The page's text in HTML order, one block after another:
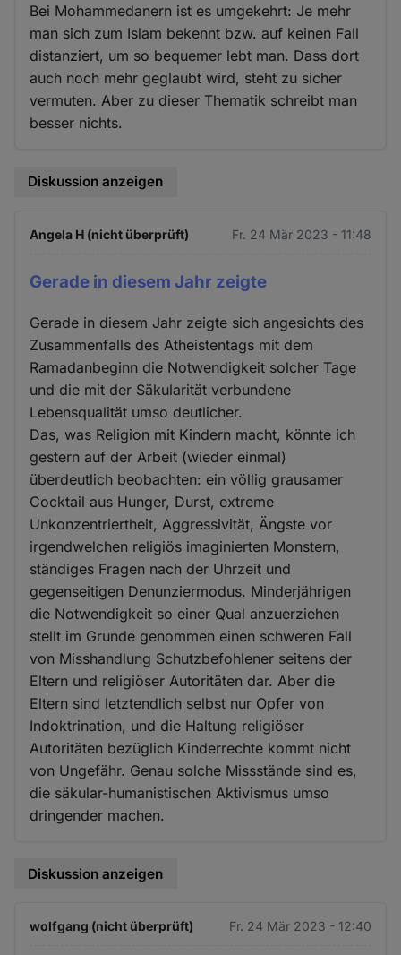
Bei Mohammedanern ist es umgekehrt: Je mehr
man sich zum Islam bekennt bzw. auf keinen Fall
distanziert, um so bequemer lebt man. Dass dort
auch noch mehr geglaubt wird, steht zu sicher
vermuten. Aber zu dieser Thematik schreibt man
besser nichts.
Diskussion anzeigen
Angela H (nicht überprüft) Fr. 24 Mär 2023 - 11:48
Gerade in diesem Jahr zeigte
Gerade in diesem Jahr zeigte sich angesichts des
Zusammenfalls des Atheistentags mit dem
Ramadanbeginn die Notwendigkeit solcher Tage
und die mit der Säkularität verbundene
Lebensqualität umso deutlicher.
Das, was Religion mit Kindern macht, könnte ich
gestern auf der Arbeit (wieder einmal)
überdeutlich beobachten: ein völlig grausamer
Cocktail aus Hunger, Durst, extreme
Unkonzentriertheit, Aggressivität, Ängste vor
irgendwelchen religiös imaginierten Monstern,
ständiges Fragen nach der Uhrzeit und
gegenseitigen Denunziermodus. Minderjährigen
die Notwendigkeit so einer Qual anzuerziehen
stellt im Grunde genommen einen schweren Fall
von Misshandlung Schutzbefohlener seitens der
Eltern und religiöser Autoritäten dar. Aber die
Eltern sind letztendlich selbst nur Opfer von
Indoktrination, und die Haltung religiöser
Autoritäten bezüglich Kinderrechte kommt nicht
von Ungefähr. Genau solche Missstände sind es,
die säkular-humanistischen Aktivismus umso
dringender machen.
Diskussion anzeigen
wolfgang (nicht überprüft) Fr. 24 Mär 2023 - 12:40